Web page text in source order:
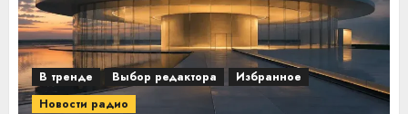
В тренде Выбор редактора
Избранное
Новости радио